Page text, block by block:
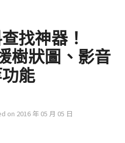
找神器！
樹狀圖、影音
能
on 2016 年 05 月 05 日